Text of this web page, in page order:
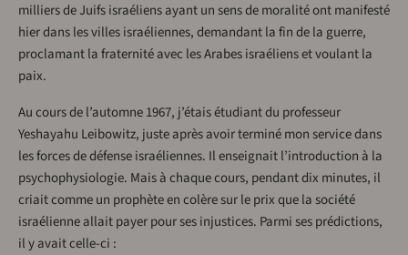
milliers de Juifs israéliens ayant un sens de moralité ont manifesté
hier dans les villes israéliennes, demandant la fin de la guerre,
proclamant la fraternité avec les Arabes israéliens et voulant la
paix.
Au cours de l’automne 1967, j’étais étudiant du professeur
Yeshayahu Leibowitz, juste après avoir terminé mon service dans
les forces de défense israéliennes. Il enseignait l’introduction à la
psychophysiologie. Mais à chaque cours, pendant dix minutes, il
criait comme un prophète en colère sur le prix que la société
israélienne allait payer pour ses injustices. Parmi ses prédictions,
il y avait celle-ci :